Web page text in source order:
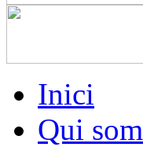
Inici
Qui som